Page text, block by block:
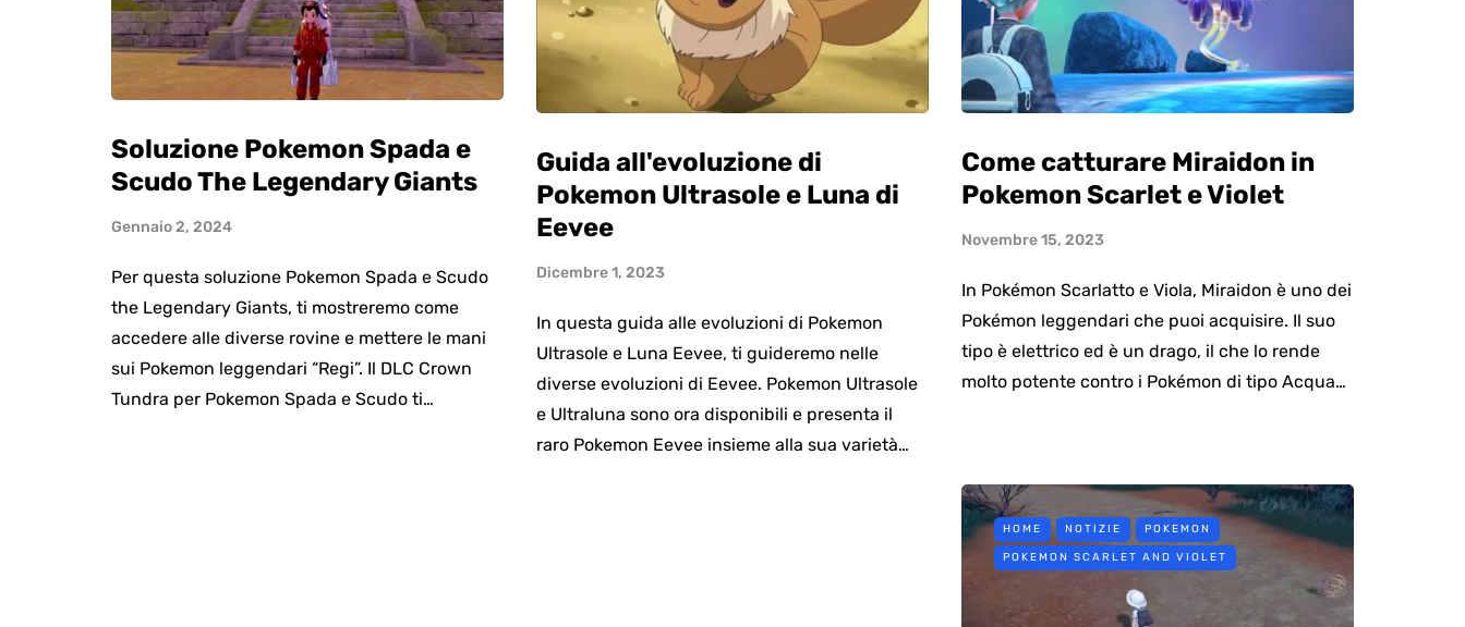
Soluzione Pokemon Spada e
Scudo The Legendary Giants
Gennaio 2, 2024
Per questa soluzione Pokemon Spada e Scudo
the Legendary Giants, ti mostreremo come
accedere alle diverse rovine e mettere le mani
sui Pokemon leggendari “Regi”. Il DLC Crown
Tundra per Pokemon Spada e Scudo ti…
Guida all'evoluzione di
Pokemon Ultrasole e Luna di
Eevee
Dicembre 1, 2023
In questa guida alle evoluzioni di Pokemon
Ultrasole e Luna Eevee, ti guideremo nelle
diverse evoluzioni di Eevee. Pokemon Ultrasole
e Ultraluna sono ora disponibili e presenta il
raro Pokemon Eevee insieme alla sua varietà…
Come catturare Miraidon in
Pokemon Scarlet e Violet
Novembre 15, 2023
In Pokémon Scarlatto e Viola, Miraidon è uno dei
Pokémon leggendari che puoi acquisire. Il suo
tipo è elettrico ed è un drago, il che lo rende
molto potente contro i Pokémon di tipo Acqua…
HOME NOTIZIE POKEMON
POKEMON SCARLET AND VIOLET